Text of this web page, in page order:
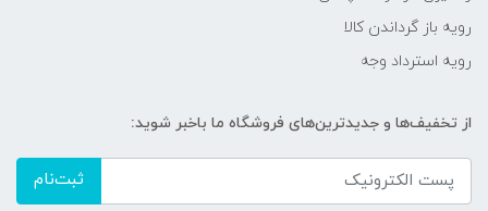
رویه باز گرداندن کالا
رویه استرداد وجه
از تخفیف‌ها و جدیدترین‌های فروشگاه ما باخبر شوید:
ثبت‌نام